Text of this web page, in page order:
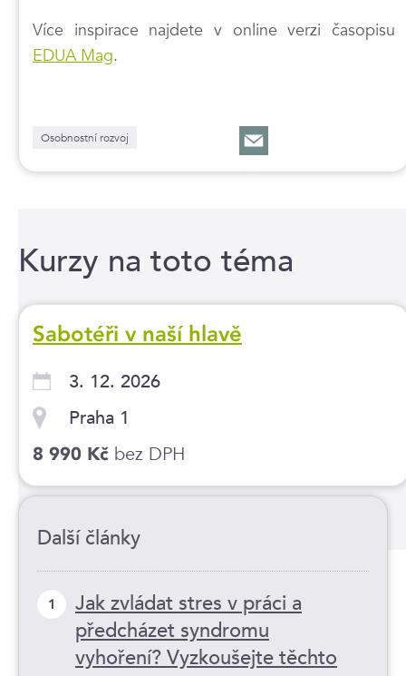
Více inspirace najdete v online verzi časopisu
EDUA Mag.
Osobnostní rozvoj
Kurzy na toto téma
Sabotéři v naší hlavě
3. 12. 2026
Praha 1
8 990 Kč bez DPH
Další články
1
Jak zvládat stres v práci a
předcházet syndromu
vyhoření? Vyzkoušejte těchto